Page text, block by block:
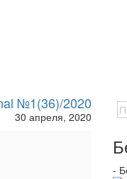
№1(36)/2020
30 апреля, 2020
-